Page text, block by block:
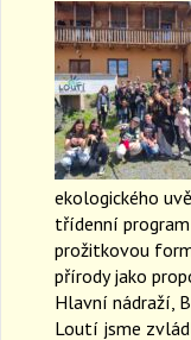
ekologického
třídenní
prožitkovou
přírody jako
Hlavní nádraží,
Loutí jsme